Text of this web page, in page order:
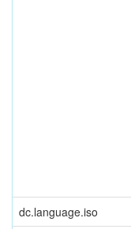
dc.language.iso